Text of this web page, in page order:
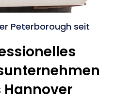
Peterborough seit
Hannover